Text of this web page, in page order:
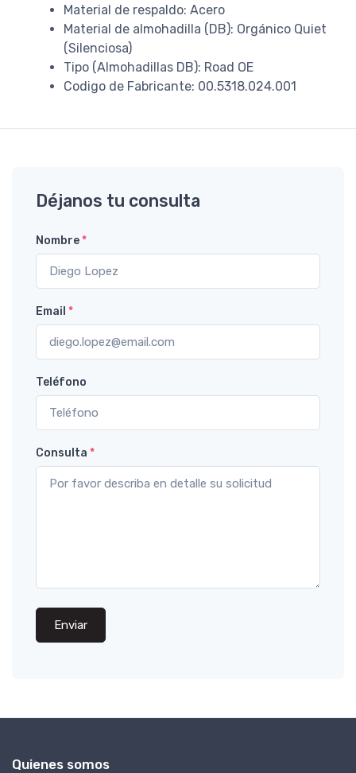
Material de respaldo: Acero
Material de almohadilla (DB): Orgánico Quiet
(Silenciosa)
Tipo (Almohadillas DB): Road OE
Codigo de Fabricante: 00.5318.024.001
Déjanos tu consulta
Nombre*
Email *
Teléfono
Consulta *
Enviar
Quienes somos